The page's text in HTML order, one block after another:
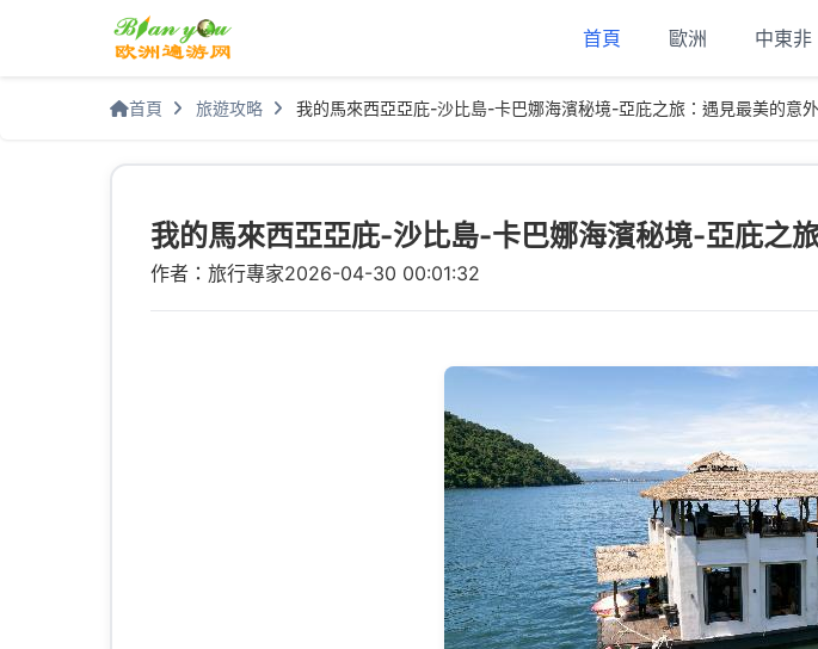
首頁 歐洲 中東非
首頁 旅遊攻略 我的馬來西亞亞庇-沙比島-卡巴娜海濱秘境-亞庇之旅：遇見最美的意外
我的馬來西亞亞庇-沙比島-卡巴娜海濱秘境-亞庇之
作者：旅行專家2026-04-30 00:01:32